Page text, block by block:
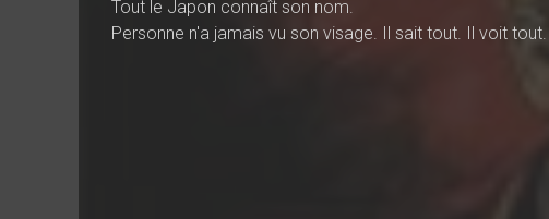
Tout le Japon connaît son nom.
Personne n'a jamais vu son visage. Il sait tout. Il voit